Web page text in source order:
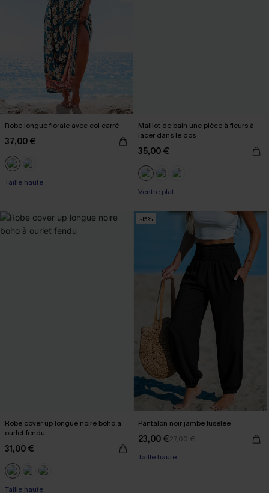
Robe longue florale avec col carré
37,00 €
Taille haute
Maillot de bain une pièce à fleurs à
lacer dans le dos
35,00 €
Ventre plat
Robe cover up longue noire boho à
ourlet fendu
31,00 €
Taille haute
-15%
Pantalon noir jambe fuselée
23,00 €27,00 €
Taille haute